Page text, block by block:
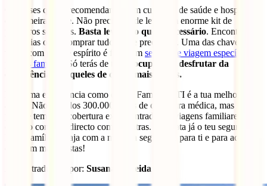
Os países que te recomendamos têm cuidados de saúde e hospitais
de primeira classe. Não precisarás de levar um enorme kit de
primeiros socorros. Basta levares o que é necessário. Encontrarás
farmácias onde comprar tudo o que precisares. Uma das chaves para
viajar com paz de espírito é fazer um seguro de viagem específico
para as famílias
. Só terás de te
preocupar em desfrutar da
experiência e daqueles de quem mais gostas.
Para uma experiência como esta, a Família IATI é a tua melhor
aliada. Não só pelos 300.000 euros de cobertura médica, mas
porque tem uma cobertura extra centrada em viagens familiares, tal
como o contacto directo com pediatras. Contrata já o teu seguro
IATI Família e viaja com a máxima segurança para ti e para aqueles
de quem mais gostas!
Artigo traduzido por: Susana Almeida